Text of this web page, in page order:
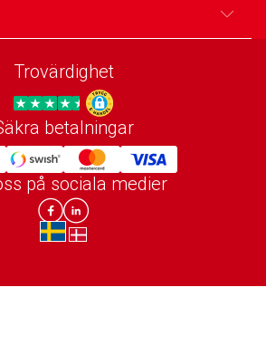
Trovärdighet
Trygg E-handel
betalningar
på sociala medier
Lomax DK Facebook
Lomax SE LinkIn
sv-SEda-DK